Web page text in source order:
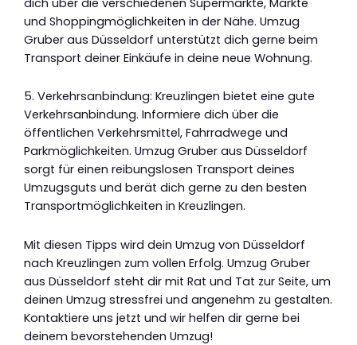
und Shoppingmöglichkeiten in der Nähe. Umzug
Gruber aus Düsseldorf unterstützt dich gerne beim
Transport deiner Einkäufe in deine neue Wohnung.
5. Verkehrsanbindung: Kreuzlingen bietet eine gute
Verkehrsanbindung. Informiere dich über die
öffentlichen Verkehrsmittel, Fahrradwege und
Parkmöglichkeiten. Umzug Gruber aus Düsseldorf
sorgt für einen reibungslosen Transport deines
Umzugsguts und berät dich gerne zu den besten
Transportmöglichkeiten in Kreuzlingen.
Mit diesen Tipps wird dein Umzug von Düsseldorf
nach Kreuzlingen zum vollen Erfolg. Umzug Gruber
aus Düsseldorf steht dir mit Rat und Tat zur Seite, um
deinen Umzug stressfrei und angenehm zu gestalten.
Kontaktiere uns jetzt und wir helfen dir gerne bei
deinem bevorstehenden Umzug!